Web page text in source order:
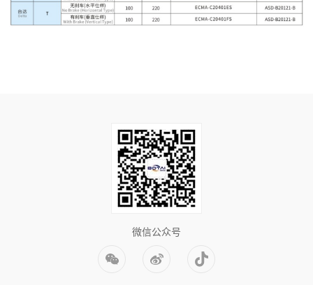
微信公众号